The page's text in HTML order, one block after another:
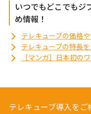
いつでもどこでもジ
め情報！
テレキューブの価格
テレキューブの特長
［マンガ］日本初の
テレキューブ導入を